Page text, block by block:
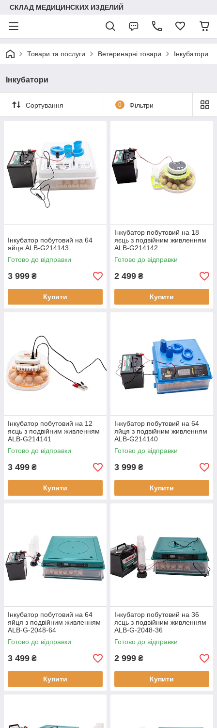
СКЛАД МЕДИЦИНСКИХ ИЗДЕЛИЙ
Товари та послуги Ветеринарні товари Інкубатори
Інкубатори
Сортування 0 Фільтри
Інкубатор побутовий на 64
яйця ALB-G214143
Готово до відправки
3 999 ₴
Купити
Інкубатор побутовий на 18
яєць з подвійним живленням
ALB-G214142
Готово до відправки
2 499 ₴
Купити
Інкубатор побутовий на 12
яєць з подвійним живленням
ALB-G214141
Готово до відправки
3 499 ₴
Купити
Інкубатор побутовий на 64
яйця з подвійним живленням
ALB-G214140
Готово до відправки
3 999 ₴
Купити
Інкубатор побутовий на 64
яйця з подвійним живленням
ALB-G-2048-64
Готово до відправки
3 499 ₴
Купити
Інкубатор побутовий на 36
яєць з подвійним живленням
ALB-G-2048-36
Готово до відправки
2 999 ₴
Купити